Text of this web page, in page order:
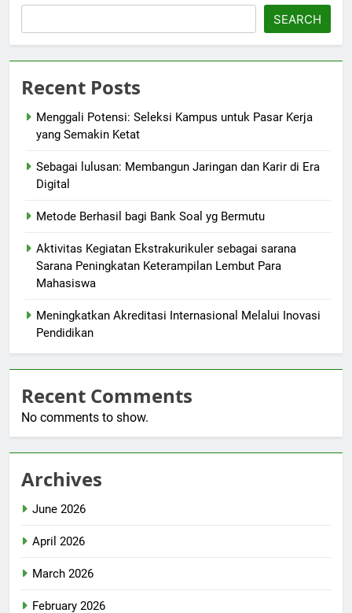
SEARCH
Recent Posts
Menggali Potensi: Seleksi Kampus untuk Pasar Kerja
yang Semakin Ketat
Sebagai lulusan: Membangun Jaringan dan Karir di Era
Digital
Metode Berhasil bagi Bank Soal yg Bermutu
Aktivitas Kegiatan Ekstrakurikuler sebagai sarana
Sarana Peningkatan Keterampilan Lembut Para
Mahasiswa
Meningkatkan Akreditasi Internasional Melalui Inovasi
Pendidikan
Recent Comments
No comments to show.
Archives
June 2026
April 2026
March 2026
February 2026